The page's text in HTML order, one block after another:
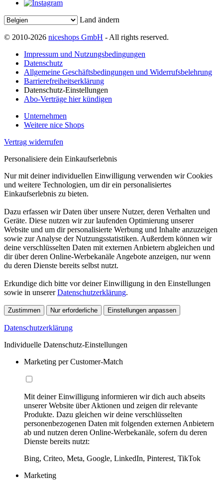
Land ändern
© 2010-2026 niceshops GmbH - All rights reserved.
Impressum und Nutzungsbedingungen
Datenschutz
Allgemeine Geschäftsbedingungen und Widerrufsbelehrung
Barrierefreiheitserklärung
Datenschutz-Einstellungen
Abo-Verträge hier kündigen
Unternehmen
Weitere nice Shops
Vertrag widerrufen
Personalisiere dein Einkaufserlebnis
Nur mit deiner individuellen Einwilligung verwenden wir Cookies
und weitere Technologien, um dir ein personalisiertes
Einkaufserlebnis zu bieten.
Dazu erfassen wir Daten über unsere Nutzer, deren Verhalten und
Geräte. Diese nutzen wir zur laufenden Optimierung unserer
Website und um dir personalisierte Werbung und Inhalte anzuzeigen
sowie zur Analyse der Nutzungsstatistiken. Außerdem können wir
deine verschlüsselten Daten mit externen Anbietern abgleichen und
dir über deren Online-Werbekanäle Angebote anzeigen, nur wenn
du deren Dienste bereits selbst nutzt.
Erkundige dich bitte vor deiner Einwilligung in den Einstellungen
sowie in unsererDatenschutzerklärung.
Zustimmen Nur erforderliche Einstellungen anpassen
Datenschutzerklärung
Individuelle Datenschutz-Einstellungen
Marketing per Customer-Match
Mit deiner Einwilligung informieren wir dich auch abseits
unserer Website über Aktionen und zeigen dir relevante
Produkte. Dazu gleichen wir deine verschlüsselten
personenbezogenen Daten mit folgenden externen Anbietern
ab und nutzen deren Online-Werbekanäle, sofern du deren
Dienste bereits nutzt:
Bing, Criteo, Meta, Google, LinkedIn, Pinterest, TikTok
Marketing